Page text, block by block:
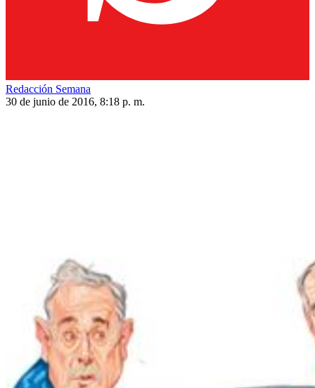
Redacción Semana
30 de junio de 2016, 8:18 p. m.